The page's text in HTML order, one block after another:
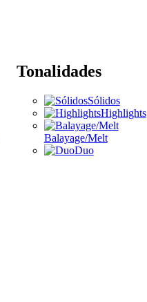
Tonalidades
Sólidos
Highlights
Balayage/Melt
Duo